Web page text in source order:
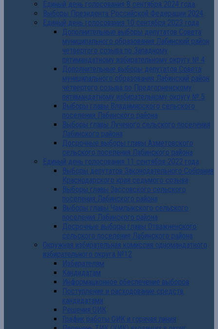
Единый день голосования 8 сентября 2024 года
Выборы Президента Российской Федерации 2024
Единый день голосования 10 сентября 2023 года
Дополнительные выборы депутатов Совета
муниципального образования Лабинский район
четвертого созыва по Западному
пятимандатному избирательному округу № 4
Дополнительные выборы депутатов Совета
муниципального образования Лабинский район
четвертого созыва по Предгорненскому
пятимандатному избирательному округу № 5
Выборы главы Владимирского сельского
поселения Лабинского района
Выборы главы Лучевого сельского поселения
Лабинского района
Досрочные выборы главы Ахметовского
сельского поселения Лабинского района
Единый день голосования 11 сентября 2022 года
Выборы депутатов Законодательного Собрания
Краснодарского края седьмого созыва
Выборы главы Зассовского сельского
поселения Лабинского района
Выборы главы Чамлыкского сельского
поселения Лабинского района
Досрочные выборы главы Отважненского
сельского поселения Лабинского района
Окружная избирательная комиссия одномандатного
избирательного округа №12
Избирателям
Кандидатам
Информационное обеспечение выборов
Поступление и расходование средств
кандидатами
Решения ОИК
График работы ОИК и горячая линия